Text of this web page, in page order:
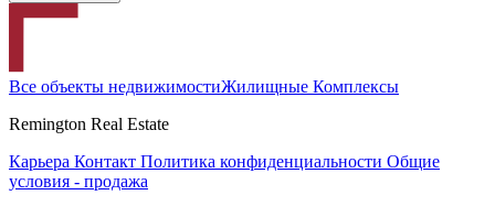
Все объекты недвижимостиЖилищные Комплексы
Remington Real Estate
Карьера Контакт Политика конфиденциальности Общие
условия - продажа